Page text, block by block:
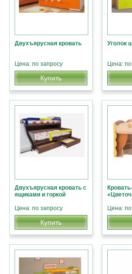
Двухъярусная кровать
Цена: по запросу
Купить
Уголок
Цена:
Двухъярусная кровать с
ящиками и горкой
Цена: по запросу
Купить
Цена: